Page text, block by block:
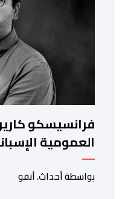
فرانسيسكو
العمومية
معادية للمغرب
بواسطة أحداث. أنفو